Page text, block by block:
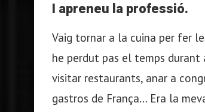
I apreneu la professió.
Vaig tornar a la cuina per fer
he perdut pas el temps durant
visitar restaurants, anar a
gastros de França… Era la